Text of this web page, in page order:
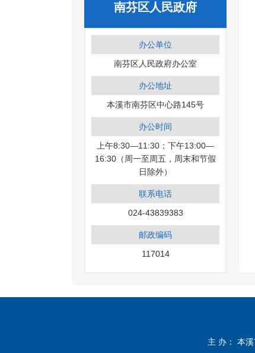
南芬区人民政府
办公单位
南芬区人民政府办公室
办公地址
本溪市南芬区中心路145号
办公时间
上午8:30—11:30；下午13:00—
16:30（周一至周五，周末和节假
日除外）
联系电话
024-43839383
邮政编码
117014
主 办： 本